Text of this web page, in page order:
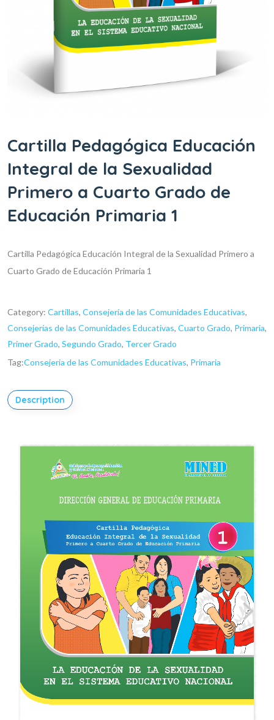
Cartilla Pedagógica Educación
Integral de la Sexualidad
Primero a Cuarto Grado de
Educación Primaria 1
Cartilla Pedagógica Educación Integral de la Sexualidad Primero a
Cuarto Grado de Educación Primaria 1
Category: Cartillas, Consejería de las Comunidades Educativas,
Consejerías de las Comunidades Educativas, Cuarto Grado, Primaria,
Primer Grado, Segundo Grado, Tercer Grado
Tag:Consejeria de las Comunidades Educativas, Primaria
Description